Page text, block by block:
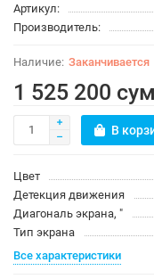
Артикул:
Производитель:
Заканчивается
1 525 200 сум
В
Цвет
Детекция движения
Диагональ экрана, ″
Тип экрана
Все характеристики